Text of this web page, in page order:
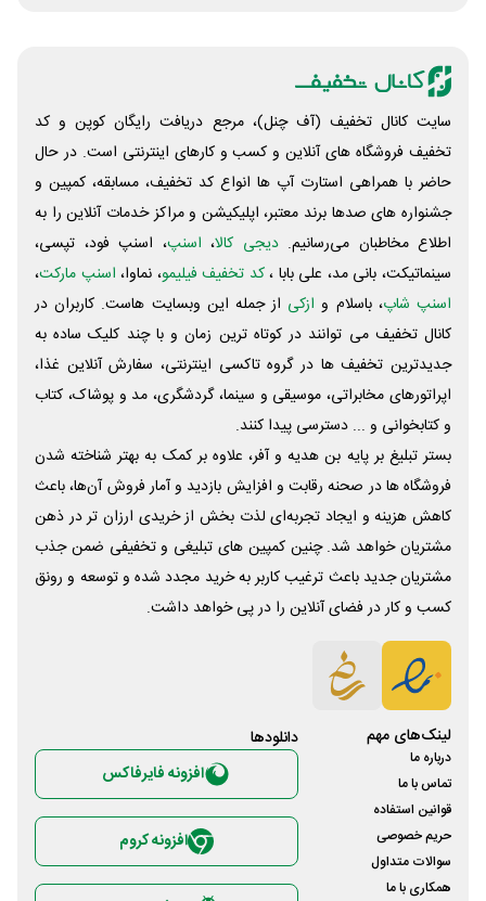
سایت کانال تخفیف (آف چنل)، مرجع دریافت رایگان کوپن و کد
تخفیف فروشگاه های آنلاین و کسب و‌ کارهای اینترنتی است. در حال
حاضر با همراهی استارت آپ ها انواع کد تخفیف، مسابقه، کمپین و
جشنواره های صدها برند معتبر، اپلیکیشن و مراکز خدمات آنلاین را به
اطلاع مخاطبان می‌رسانیم. دیجی کالا، اسنپ، اسنپ فود، تپسی،
سینماتیکت، بانی مد، علی‌ بابا ،کد تخفیف فیلیمو، نماوا، اسنپ مارکت،
اسنپ شاپ، باسلام و ازکی از جمله این وبسایت ‌هاست. کاربران در
کانال تخفیف می توانند در کوتاه ترین زمان و با چند کلیک ساده به
جدیدترین تخفیف ها در گروه تاکسی اینترنتی، سفارش آنلاین غذا،
اپراتورهای مخابراتی، موسیقی و سینما، گردشگری، مد و پوشاک، کتاب
و کتابخوانی و ... دسترسی پیدا کنند.
بستر تبلیغ بر پایه بن هدیه و آفر، علاوه بر کمک به بهتر شناخته شدن
فروشگاه ها در صحنه رقابت و افزایش بازدید و آمار فروش آن‌ها، باعث
کاهش هزینه و ایجاد تجربه‌ای لذت بخش از خریدی ارزان تر در ذهن
مشتریان خواهد شد. چنین کمپین های تبلیغی و تخفیفی ضمن جذب
مشتریان جدید باعث ترغیب کاربر به خرید مجدد شده و توسعه و رونق
کسب و کار در فضای آنلاین را در پی خواهد داشت.
لینک‌های مهم
درباره ما
تماس با ما
قوانین استفاده
حریم خصوصی
سوالات متداول
همکاری با ما
دانلود‌ها
افزونه فایرفاکس
افزونه کروم